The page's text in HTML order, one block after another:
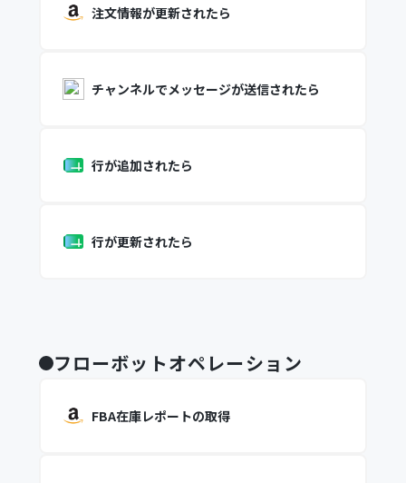
注文情報が更新されたら
チャンネルでメッセージが送信されたら
行が追加されたら
行が更新されたら
フローボットオペレーション
FBA在庫レポートの取得